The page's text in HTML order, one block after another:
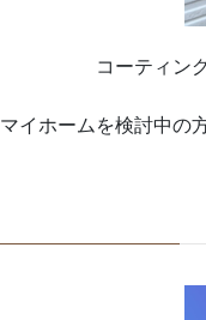
コーティン
マイホームを検討中の